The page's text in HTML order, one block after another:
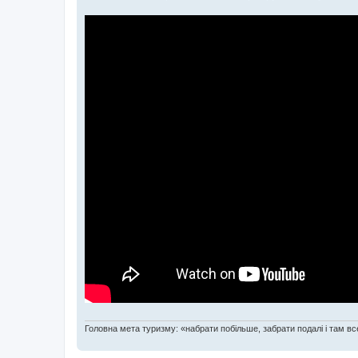
Головна мета туризму: «набрати побільше, забрати подалі і там